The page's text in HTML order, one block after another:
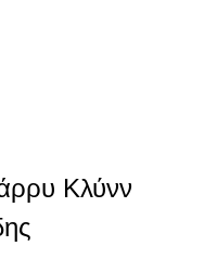
Κλύνν